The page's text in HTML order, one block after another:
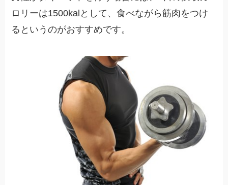
ロリーは1500kalとして、食べながら筋肉をつけ
るというのがおすすめです。